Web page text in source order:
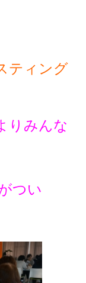
ティング
りみんな
つい